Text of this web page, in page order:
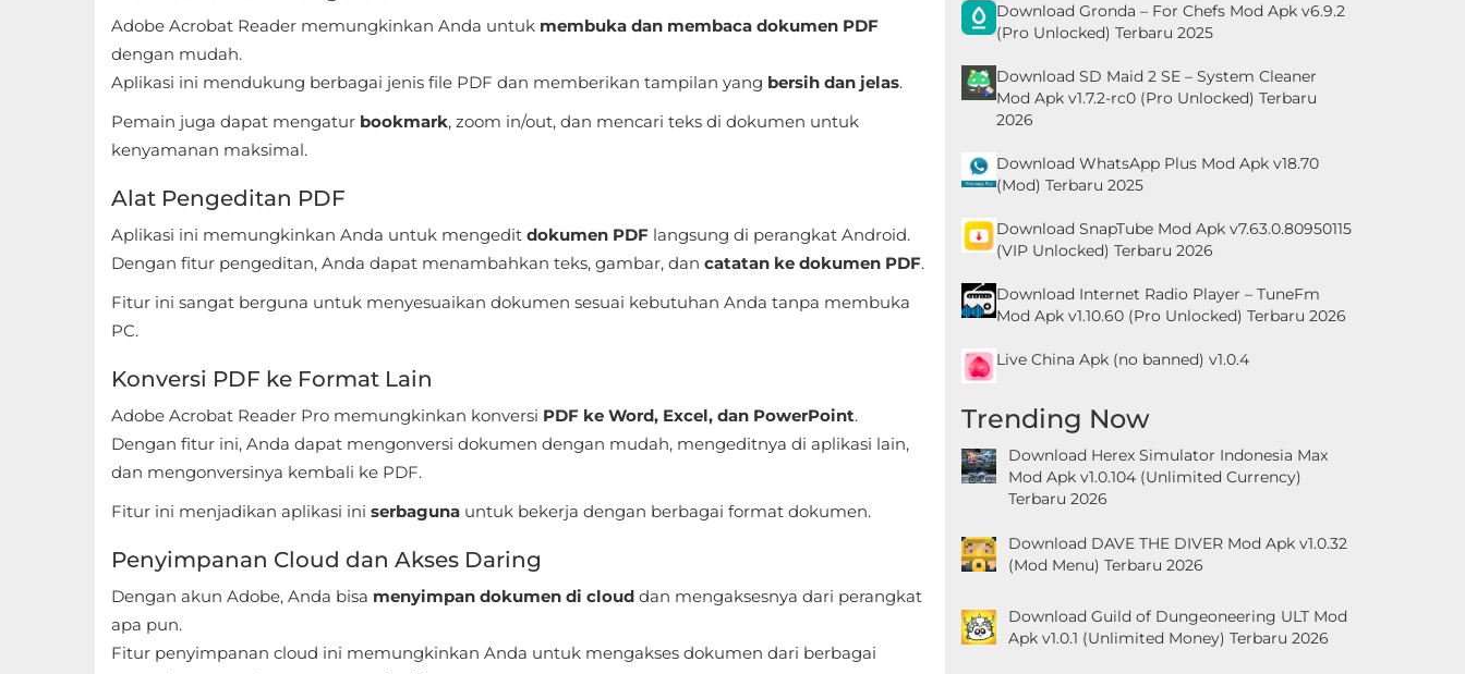
Adobe Acrobat Reader memungkinkan Anda untuk membuka dan membaca dokumen PDF
dengan mudah.
Aplikasi ini mendukung berbagai jenis file PDF dan memberikan tampilan yang bersih dan jelas.
Pemain juga dapat mengatur bookmark, zoom in/out, dan mencari teks di dokumen untuk
kenyamanan maksimal.
Alat Pengeditan PDF
Aplikasi ini memungkinkan Anda untuk mengedit dokumen PDF langsung di perangkat Android.
Dengan fitur pengeditan, Anda dapat menambahkan teks, gambar, dan catatan ke dokumen PDF.
Fitur ini sangat berguna untuk menyesuaikan dokumen sesuai kebutuhan Anda tanpa membuka
PC.
Konversi PDF ke Format Lain
Adobe Acrobat Reader Pro memungkinkan konversi PDF ke Word, Excel, dan PowerPoint.
Dengan fitur ini, Anda dapat mengonversi dokumen dengan mudah, mengeditnya di aplikasi lain,
dan mengonversinya kembali ke PDF.
Fitur ini menjadikan aplikasi ini serbaguna untuk bekerja dengan berbagai format dokumen.
Penyimpanan Cloud dan Akses Daring
Dengan akun Adobe, Anda bisa menyimpan dokumen di cloud dan mengaksesnya dari perangkat
apa pun.
Fitur penyimpanan cloud ini memungkinkan Anda untuk mengakses dokumen dari berbagai
Download Gronda – For Chefs Mod Apk v6.9.2
(Pro Unlocked) Terbaru 2025
Download SD Maid 2 SE – System Cleaner
Mod Apk v1.7.2-rc0 (Pro Unlocked) Terbaru
2026
Download WhatsApp Plus Mod Apk v18.70
(Mod) Terbaru 2025
Download SnapTube Mod Apk v7.63.0.80950115
(VIP Unlocked) Terbaru 2026
Download Internet Radio Player – TuneFm
Mod Apk v1.10.60 (Pro Unlocked) Terbaru 2026
Live China Apk (no banned) v1.0.4
Trending Now
Download Herex Simulator Indonesia Max
Mod Apk v1.0.104 (Unlimited Currency)
Terbaru 2026
Download DAVE THE DIVER Mod Apk v1.0.32
(Mod Menu) Terbaru 2026
Download Guild of Dungeoneering ULT Mod
Apk v1.0.1 (Unlimited Money) Terbaru 2026